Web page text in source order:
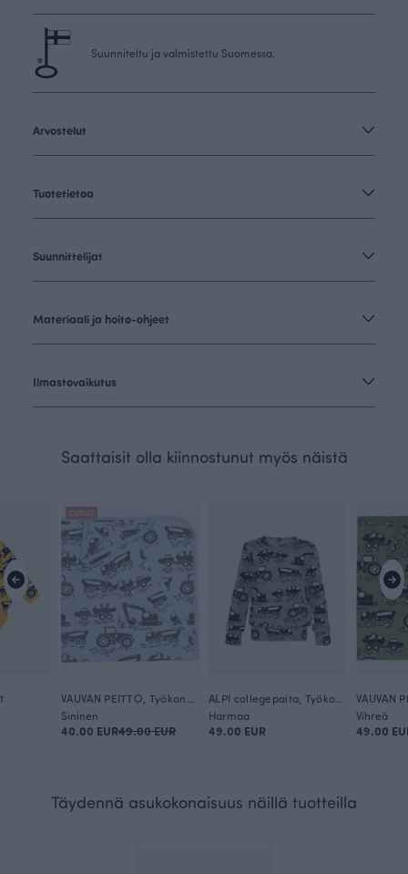
Suunniteltu ja valmistettu Suomessa.
Arvostelut
Tuotetietoa
Suunnittelijat
Materiaali ja hoito-ohjeet
Ilmastovaikutus
Saattaisit olla kiinnostunut myös näistä
OUTLET
Sininen
40.00 EUR49.00 EUR
Harmaa
49.00 EUR
Vihreä
49.00
Täydennä asukokonaisuus näillä tuotteilla